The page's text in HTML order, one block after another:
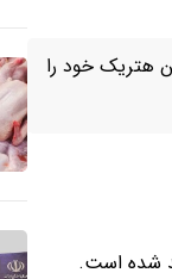
هتریک خود را
شده است.